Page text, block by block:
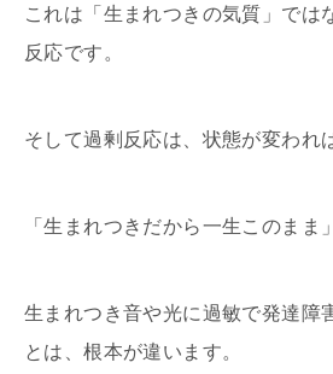
これは「生まれつきの気質」では
反応です。
そして過剰反応は、状態が変われ
「生まれつきだから一生このまま
生まれつき音や光に過敏で発達障
とは、根本が違います。